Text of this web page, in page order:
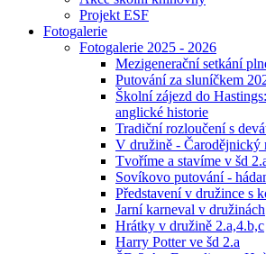
Projekt ESF
Fotogalerie
Fotogalerie 2025 - 2026
Mezigenerační setkání
Putování za sluníčkem
Školní zájezd do
anglické historie
Tradiční rozloučení s
V družině - Čarodějnický
Tvoříme a stavíme v šd
Sovíkovo putování -
Představení v družince s
Jarní karneval v družinách
Hrátky v družině 2.a,4.b,c
Harry Potter ve šd 2.a